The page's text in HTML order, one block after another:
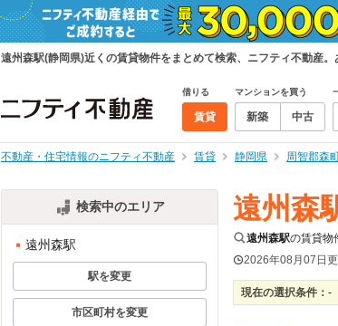
遠州森駅(静岡県)近くの賃貸物件をまとめて検索、ニフティ不動産
借りる
賃貸
マンションを買う
新築 中古
不動産・住宅情報のニフティ不動産 賃貸 静岡県 周智郡森
検索中のエリア
遠州森駅
駅を変更
市区町村を変更
遠州森
遠州森駅の賃貸物
2026年08月07日
現在の選択条件： -